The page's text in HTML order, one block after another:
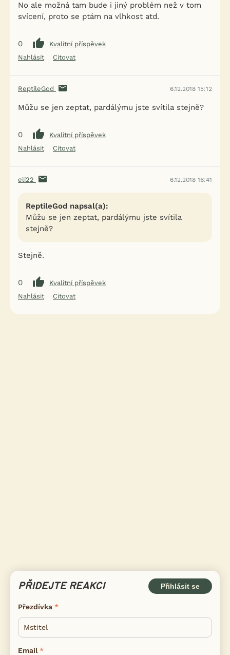
No ale možná tam bude i jiný problém než v tom
svícení, proto se ptám na vlhkost atd.
0
Kvalitní příspěvek
Nahlásit
Citovat
ReptileGod 6.12.2018 15:12
Můžu se jen zeptat, pardálýmu jste svítila stejně?
0
Kvalitní příspěvek
Nahlásit
Citovat
eli22 6.12.2018 16:41
ReptileGod napsal(a):
Můžu se jen zeptat, pardálýmu jste svítila
stejně?
Stejně.
0
Kvalitní příspěvek
Nahlásit
Citovat
PŘIDEJTE REAKCI Přihlásit se
Přezdívka
Email